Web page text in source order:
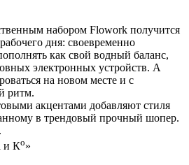
набором Flowork получится
дня: своевременно
как свой водный баланс,
электронных устройств. А
на новом месте и с
ритм.
акцентами добавляют стиля
в трендовый прочный шопер.
и Ко»